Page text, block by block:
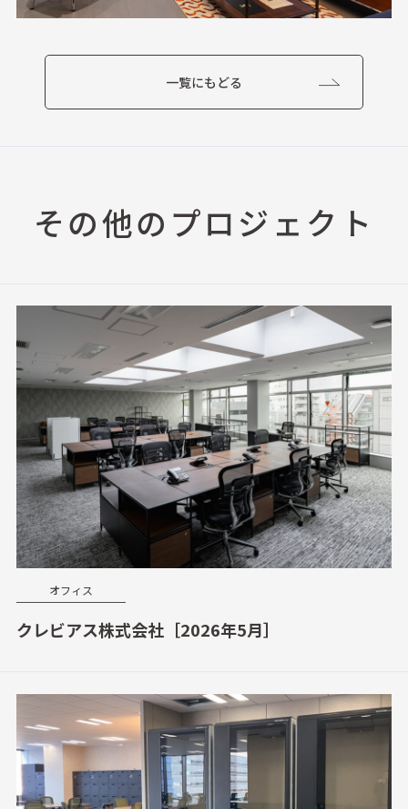
一覧にもどる
その他のプロジェクト
オフィス
クレビアス株式会社［2026年5月］